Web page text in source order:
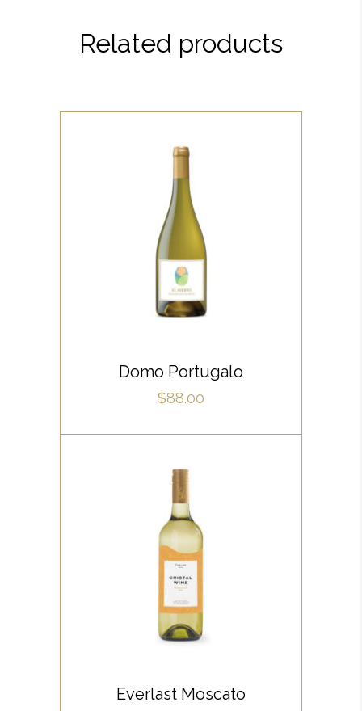
Related products
WHITE
Lorem ipsum dolor sit amet,
offendit adipisci quo id, ne vel
vidit facilisis aliquando. Nostrud
forensibus at vix. Ad qui
imperdiet dissentias. Mel eu
apeirian qui. Sed an justo
ubique vocent. Te nec.
Domo Portugalo
$88.00
RED,ROSE
Lorem ipsum dolor sit amet,
offendit adipisci quo id, ne vel
vidit facilisis aliquando. Nostrud
forensibus at vix. Ad qui
imperdiet dissentias. Mel eu
apeirian qui. Sed an justo
Everlast Moscato